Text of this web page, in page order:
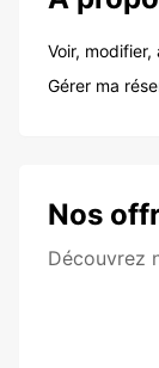
Voir,
Gérer ma
Nos
Découvrez